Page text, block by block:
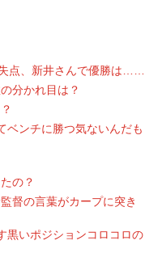
点、新井さんで優勝は……
分かれ目は？
ベンチに勝つ気ないんだも
の？
督の言葉がカープに突き
黒いポジションコロコロの